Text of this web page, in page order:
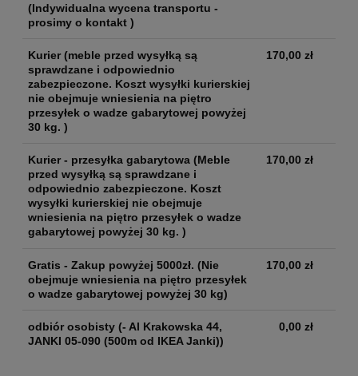
(Indywidualna wycena transportu -
prosimy o kontakt )
Kurier(meble przed wysyłką są
sprawdzane i odpowiednio
zabezpieczone. Koszt wysyłki kurierskiej
nie obejmuje wniesienia na piętro
przesyłek o wadze gabarytowej powyżej
30 kg. )
170,00 zł
Kurier - przesyłka gabarytowa (Meble
przed wysyłką są sprawdzane i
odpowiednio zabezpieczone. Koszt
wysyłki kurierskiej nie obejmuje
wniesienia na piętro przesyłek o wadze
gabarytowej powyżej 30 kg. )
170,00 zł
Gratis - Zakup powyżej 5000zł. (Nie
obejmuje wniesienia na piętro przesyłek
o wadze gabarytowej powyżej 30 kg)
170,00 zł
odbiór osobisty (- Al Krakowska 44,
JANKI 05-090 (500m od IKEA Janki))
0,00 zł